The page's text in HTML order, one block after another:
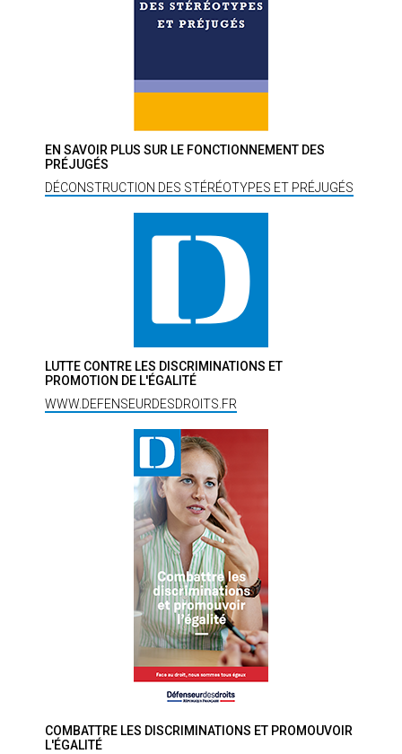
EN SAVOIR PLUS SUR LE FONCTIONNEMENT DES
PRÉJUGÉS
DÉCONSTRUCTION DES STÉRÉOTYPES ET PRÉJUGÉS
LUTTE CONTRE LES DISCRIMINATIONS ET
PROMOTION DE L'ÉGALITÉ
WWW.DEFENSEURDESDROITS.FR
COMBATTRE LES DISCRIMINATIONS ET PROMOUVOIR
L'ÉGALITÉ